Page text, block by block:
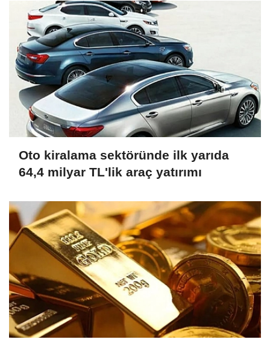
Oto kiralama sektöründe ilk yarıda
64,4 milyar TL'lik araç yatırımı